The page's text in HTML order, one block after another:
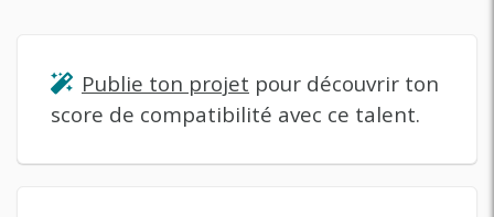
Publie ton projet pour découvrir ton
score de compatibilité avec ce talent.